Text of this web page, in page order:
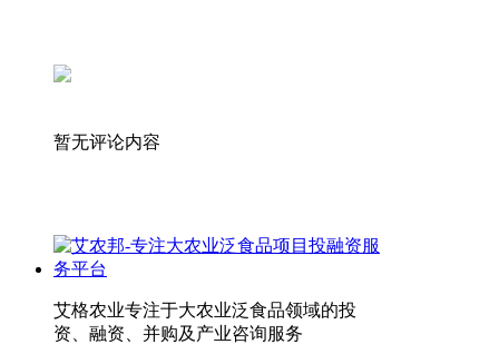
暂无评论内容
艾格农业专注于大农业泛食品领域的投
资、融资、并购及产业咨询服务